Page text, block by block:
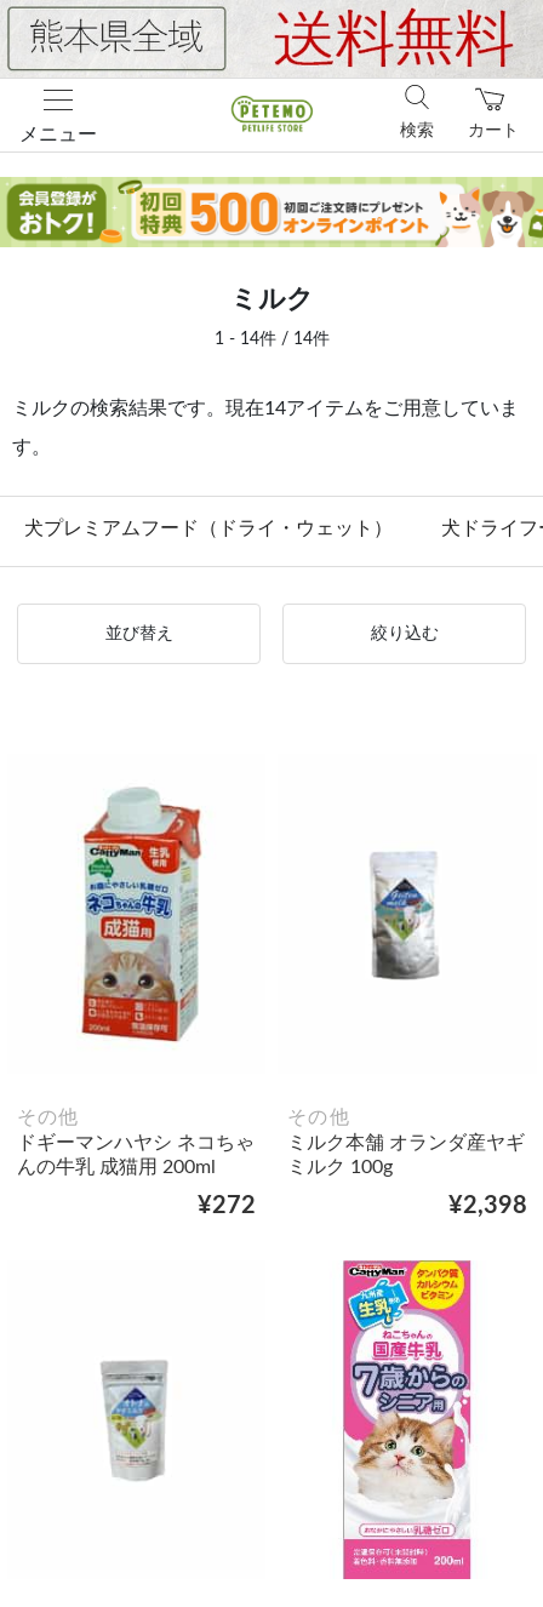
メニュー カート
検索
ミルク
1 - 14件 / 14件
ミルクの検索結果です。現在14アイテムをご用意していま
す。
犬プレミアムフード（ドライ・ウェット） 犬ドライフ
並び替え 絞り込む
その他
ドギーマンハヤシ ネコちゃ
んの牛乳 成猫用 200ml
¥272
その他
ミルク本舗 オランダ産ヤギ
ミルク 100g
¥2,398